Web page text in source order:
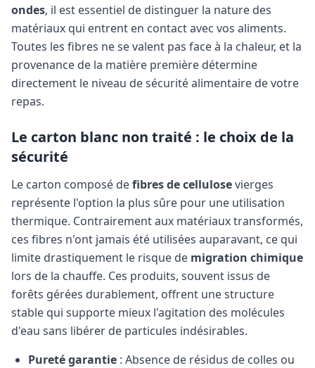
ondes, il est essentiel de distinguer la nature des
matériaux qui entrent en contact avec vos aliments.
Toutes les fibres ne se valent pas face à la chaleur, et la
provenance de la matière première détermine
directement le niveau de sécurité alimentaire de votre
repas.
Le carton blanc non traité : le choix de la
sécurité
Le carton composé defibres de cellulosevierges
représente l'option la plus sûre pour une utilisation
thermique. Contrairement aux matériaux transformés,
ces fibres n'ont jamais été utilisées auparavant, ce qui
limite drastiquement le risque de migration chimique
lors de la chauffe. Ces produits, souvent issus de
forêts gérées durablement, offrent une structure
stable qui supporte mieux l'agitation des molécules
d'eau sans libérer de particules indésirables.
Pureté garantie : Absence de résidus de colles ou